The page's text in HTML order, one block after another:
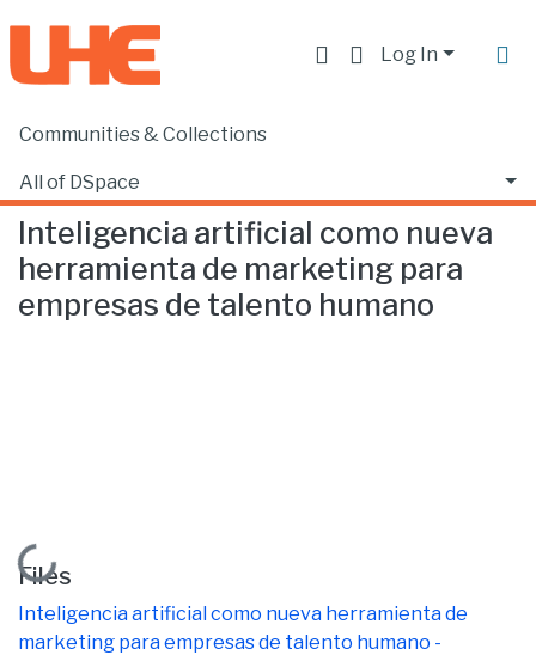
Log In
Communities & Collections
All of DSpace
Statistics
Home
Inteligencia artificial como nueva
herramienta de marketing para
empresas de talento humano
Loading...
Files
Inteligencia artificial como nueva herramienta de
marketing para empresas de talento humano -